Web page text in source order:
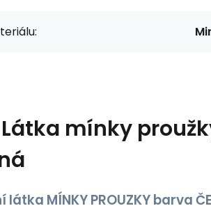
Látka mínky
MÍNKY PROUZKY barva